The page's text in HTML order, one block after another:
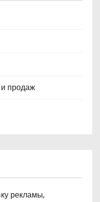
продаж
рекламы,